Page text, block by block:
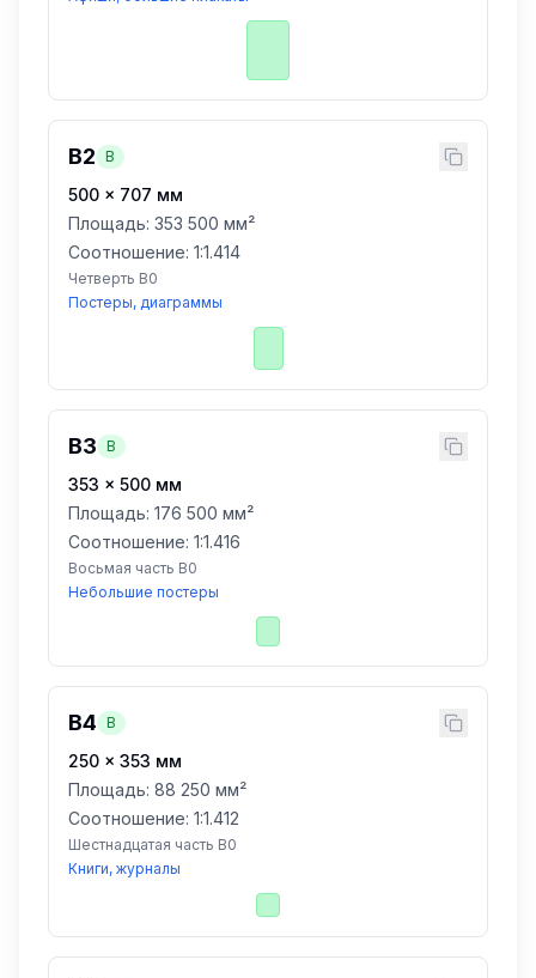
B2 B
500 × 707 мм
Площадь: 353 500 мм²
Соотношение: 1:1.414
Четверть B0
Постеры, диаграммы
B3 B
353 × 500 мм
Площадь: 176 500 мм²
Соотношение: 1:1.416
Восьмая часть B0
Небольшие постеры
B4 B
250 × 353 мм
Площадь: 88 250 мм²
Соотношение: 1:1.412
Шестнадцатая часть B0
Книги, журналы